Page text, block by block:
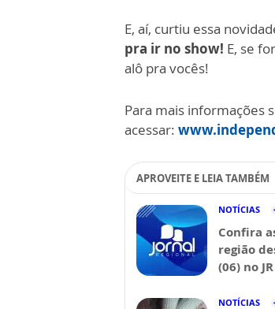
E, aí, curtiu essa
pra ir no show! E, se
alô pra vocês!
Para mais informações
acessar:
APROVEITE E LEIA TAMBÉM
NOTÍCIAS
Confira
região
(06) no JR
NOTÍCIAS